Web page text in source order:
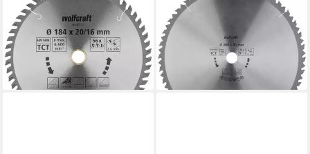
Kreissägeblatt Wolfcraft
Kreissägeblatt 184 x 20/16
mm 56 Zähne
48,79 €
lieferbar - in 2-3 Werktagen bei dir
Kreissägeblatt Wolfcraft
Kreissägeblatt 400 mm 36
Zähn Hartmetall
lieferbar - in 2-3 Werktagen bei dir